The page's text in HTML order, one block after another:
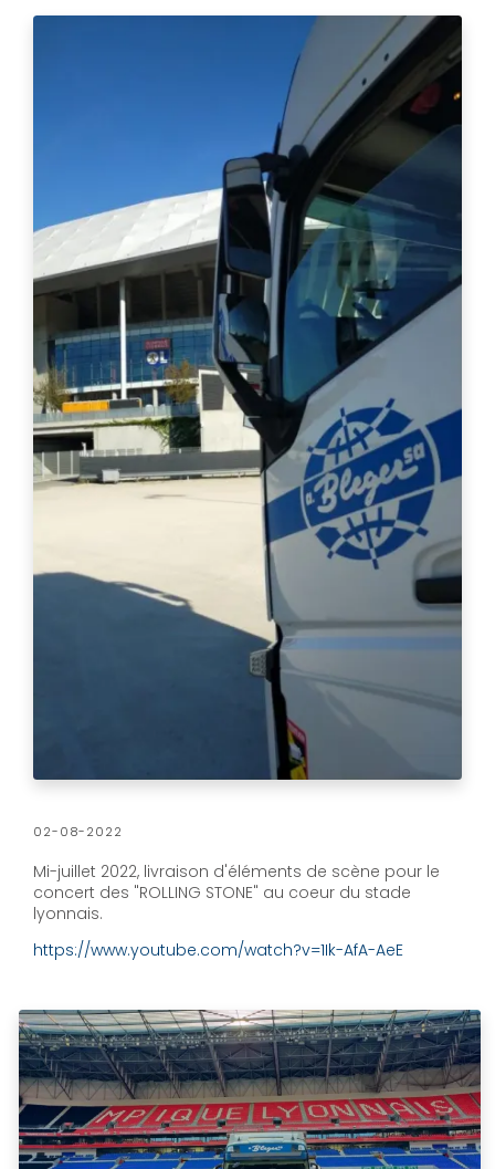
02-08-2022
Mi-juillet 2022, livraison d'éléments de scène pour le
concert des "ROLLING STONE" au coeur du stade
lyonnais.
https://www.youtube.com/watch?v=1Ik-AfA-AeE